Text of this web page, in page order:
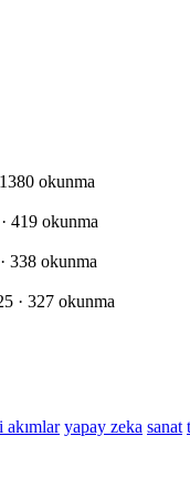
okunma
419 okunma
338 okunma
· 327 okunma
akımlar yapay zeka sanat